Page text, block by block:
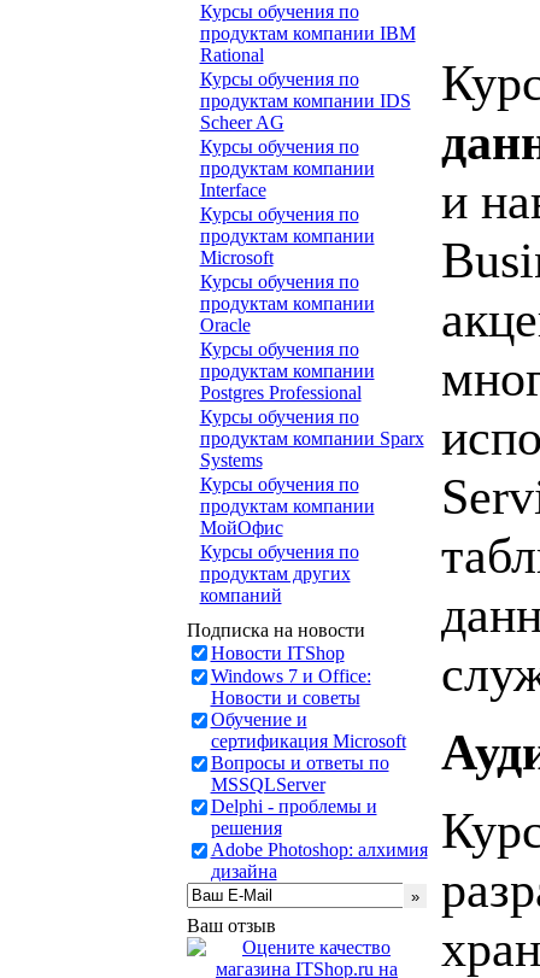
Курсы обучения по
продуктам компании IBM
Rational
Курсы обучения по
продуктам компании IDS
Scheer AG
Курсы обучения по
продуктам компании
Interface
Курсы обучения по
продуктам компании
Microsoft
Курсы обучения по
продуктам компании
Oracle
Курсы обучения по
продуктам компании
Postgres Professional
Курсы обучения по
продуктам компании Sparx
Systems
Курсы обучения по
продуктам компании
МойОфис
Курсы обучения по
продуктам других
компаний
Подписка на новости
Новости ITShop
Windows 7 и Office:
Новости и советы
Обучение и
сертификация Microsoft
Вопросы и ответы по
MSSQLServer
Delphi - проблемы и
решения
Adobe Photoshop: алхимия
дизайна
Ваш отзыв
и